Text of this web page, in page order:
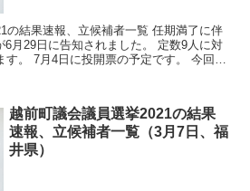
の結果速報、立候補者一覧 任期満了に伴
6月29日に告知されました。 定数9人に対
。 7月4日に投開票の予定です。 今回は
越前町議会議員選挙2021の結果
速報、立候補者一覧（3月7日、福
井県）